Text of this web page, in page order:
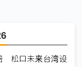
松口未来台湾设